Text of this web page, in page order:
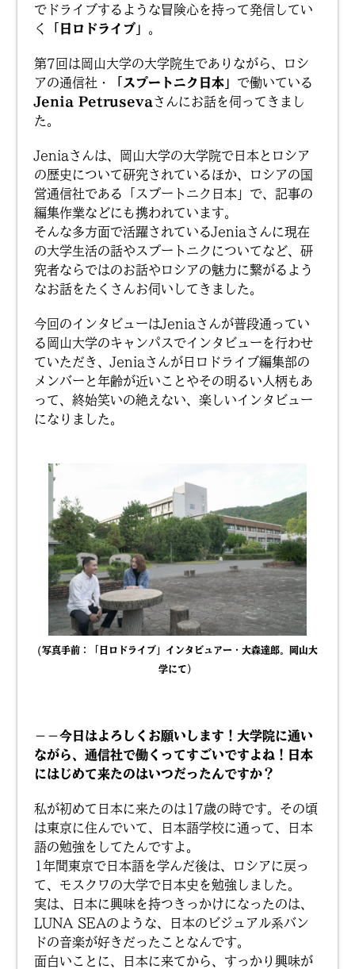
でドライブするような冒険心を持って発信してい
く
「日ロドライブ」 。
第7回は岡山大学の大学院生でありながら、ロシ
アの通信社・
「スプートニク日本」 で働いている
Jenia Petrusevaさんにお話を伺ってきまし
た。
Jeniaさんは、岡山大学の大学院で日本とロシア
の歴史について研究されているほか、ロシアの国
営通信社である「スプートニク日本」で、記事の
編集作業などにも携われています。
そんな多方面で活躍されているJeniaさんに現在
の大学生活の話やスプートニクについてなど、研
究者ならではのお話やロシアの魅力に繋がるよう
なお話をたくさんお伺いしてきました。
今回のインタビューはJeniaさんが普段通ってい
る岡山大学のキャンパスでインタビューを行わせ
ていただき、Jeniaさんが日ロドライブ編集部の
メンバーと年齢が近いことやその明るい人柄もあ
って、終始笑いの絶えない、楽しいインタビュー
になりました。
(写真手前：「日ロドライブ」インタビュアー・大森達郎。岡山大
学にて）
－－今日はよろしくお願いします！大学院に通い
ながら、通信社で働くってすごいですよね！日本
にはじめて来たのはいつだったんですか？
私が初めて日本に来たのは17歳の時です。その頃
は東京に住んでいて、日本語学校に通って、日本
語の勉強をしてたんですよ。
1年間東京で日本語を学んだ後は、ロシアに戻っ
て、モスクワの大学で日本史を勉強しました。
実は、日本に興味を持つきっかけになったのは、
LUNA SEAのような、日本のビジュアル系バン
ドの音楽が好きだったことなんです。
面白いことに、日本に来てから、すっかり興味が